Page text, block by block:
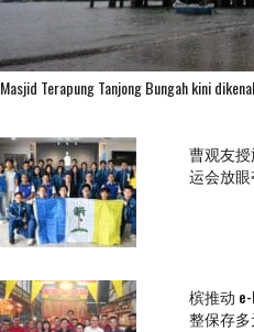
Masjid Terapung Tanjong Bungah kini
曹观友
运会放眼
槟推动
整保存